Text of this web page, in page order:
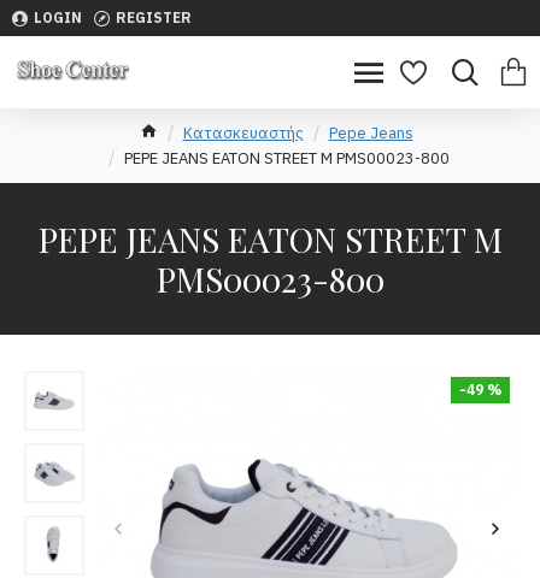
LOGIN REGISTER
Κατασκευαστής
Pepe Jeans
PEPE JEANS EATON STREET M PMS00023-800
PEPE JEANS EATON STREET M
PMS00023-800
-49 %